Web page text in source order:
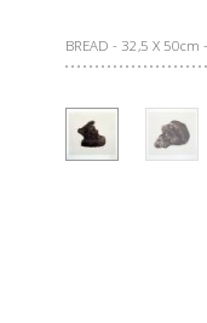
BREAD - 32,5 X